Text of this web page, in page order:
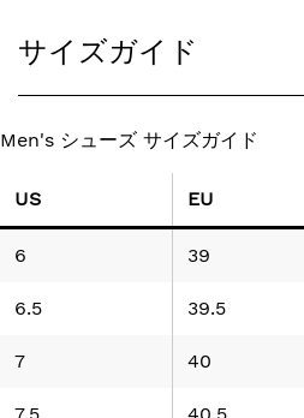
サイズガイド
Men's シューズ サイズガイド
US EU
6 39
6.5 39.5
7 40
7.5 40.5